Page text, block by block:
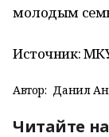
молодым
Источник:
Автор: Данил
Читайте